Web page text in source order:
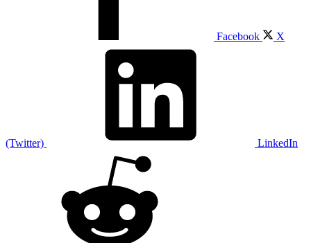
Facebook X
(Twitter) LinkedIn